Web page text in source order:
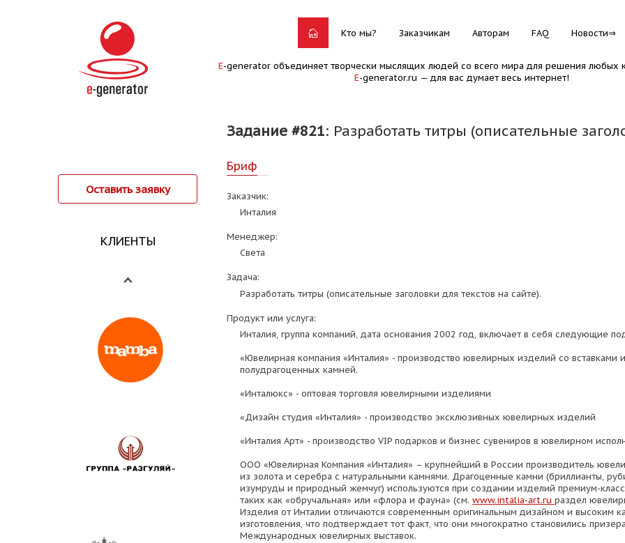
Кто мы? Заказчикам Авторам FAQ Новости
E-generator объединяет творчески мыслящих людей со всего мира для решения любых
E-generator.ru — для вас думает весь интернет!
Задание #821: Разработать титры (описательные
Оставить заявку
КЛИЕНТЫ
Бриф
Заказчик:
Инталия
Менеджер:
Света
Задача:
Разработать титры (описательные заголовки для текстов на сайте).
Продукт или услуга:
Инталия, группа компаний, дата основания 2002 год, включает в себя следующие
«Ювелирная компания «Инталия» - производство ювелирных изделий со вставками
полудрагоценных камней.
«Инталюкс» - оптовая торговля ювелирными изделиями
«Дизайн студия «Инталия» - производство эксклюзивных ювелирных изделий
«Инталия Арт» - производство VIP подарков и бизнес сувениров в ювелирном
ООО «Ювелирная Компания «Инталия» – крупнейший в России производитель
из золота и серебра с натуральными камнями. Драгоценные камни (бриллианты,
изумруды и природный жемчуг) используются при создании изделий премиум-
таких как «обручальная» или «флора и фауна» (см. www.intalia-art.ru раздел
Изделия от Инталии отличаются современным оригинальным дизайном и высоким
изготовления, что подтверждает тот факт, что они многократно становились
Международных ювелирных выставок.